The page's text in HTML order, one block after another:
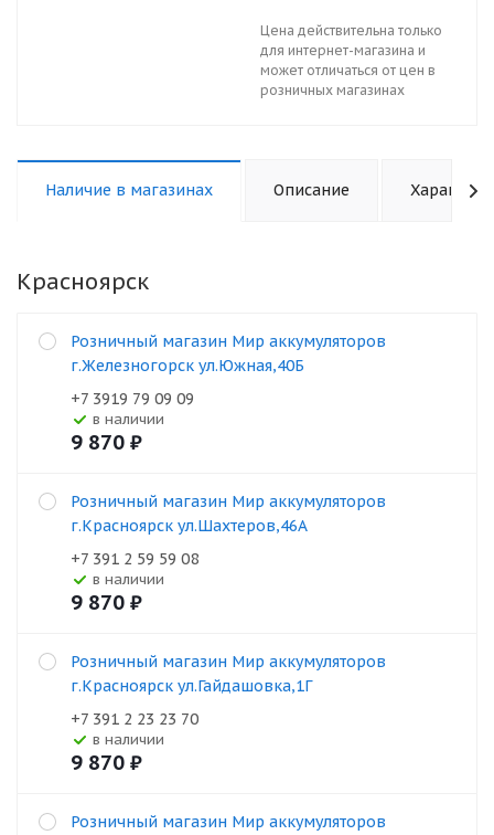
Цена действительна только
для интернет-магазина и
может отличаться от цен в
розничных магазинах
Наличие в магазинах Описание
Красноярск
Розничный магазин Мир аккумуляторов
г.Железногорск ул.Южная,40Б
+7 3919 79 09 09
В наличии
9 870 ₽
Розничный магазин Мир аккумуляторов
г.Красноярск ул.Шахтеров,46А
+7 391 2 59 59 08
В наличии
9 870 ₽
Розничный магазин Мир аккумуляторов
г.Красноярск ул.Гайдашовка,1Г
+7 391 2 23 23 70
В наличии
9 870 ₽
Розничный магазин Мир аккумуляторов